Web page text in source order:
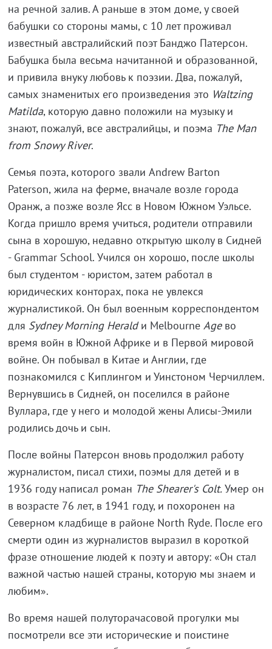
на речной залив. А раньше в этом доме, у своей
бабушки со стороны мамы, с 10 лет проживал
известный австралийский поэт Банджо Патерсон.
Бабушка была весьма начитанной и образованной,
и привила внуку любовь к поэзии. Два, пожалуй,
самых знаменитых его произведения это Waltzing
Matilda, которую давно положили на музыку и
знают, пожалуй, все австралийцы, и поэма TheMan
fromSnowyRiver.
Семья поэта, которого звали Andrew Barton
Paterson, жила на ферме, вначале возле города
Оранж, а позже возле Ясс в Новом Южном Уэльсе.
Когда пришло время учиться, родители отправили
сына в хорошую, недавно открытую школу в Сидней
- Grammar School. Учился он хорошо, после школы
был студентом - юристом, затем работал в
юридических конторах, пока не увлекся
журналистикой. Он был военным корреспондентом
для SydneyMorningHeraldи Melbourne Ageво
время войн в Южной Африке и в Первой мировой
войне. Он побывал в Китае и Англии, где
познакомился с Киплингом и Уинстоном Черчиллем.
Вернувшись в Сидней, он поселился в районе
Вуллара, где у него и молодой жены Алисы-Эмили
родились дочь и сын.
После войны Патерсон вновь продолжил работу
журналистом, писал стихи, поэмы для детей и в
1936 году написал роман TheShearer'sColt. Умер он
в возрасте 76 лет, в 1941 году, и похоронен на
Северном кладбище в районе North Ryde. После его
смерти один из журналистов выразил в короткой
фразе отношение людей к поэту и автору: «Он стал
важной частью нашей страны, которую мы знаем и
любим».
Во время нашей полуторачасовой прогулки мы
посмотрели все эти исторические и поистине